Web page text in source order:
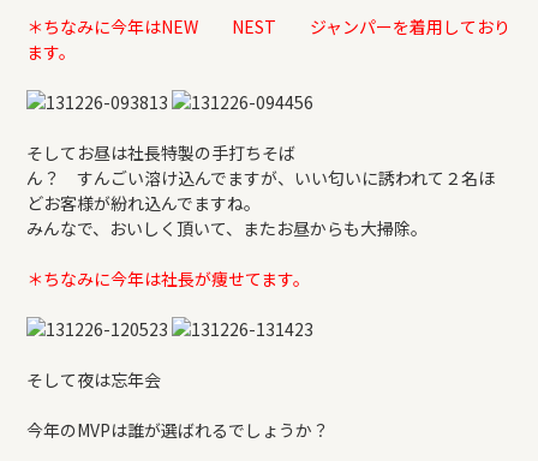
REFORM
BLOG
COMPANY
モデルハウス来場予約
＊ちなみに今年はNEW NEST ジャンパーを着用しており
ます。
そしてお昼は社長特製の手打ちそば
ん？ すんごい溶け込んでますが、いい匂いに誘われて２名ほ
どお客様が紛れ込んでますね。
みんなで、おいしく頂いて、またお昼からも大掃除。
＊ちなみに今年は社長が痩せてます。
そして夜は忘年会
今年のMVPは誰が選ばれるでしょうか？